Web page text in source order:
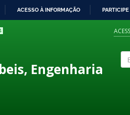
ACESSO À INFORMAÇÃO PARTICIPE
Engenharia